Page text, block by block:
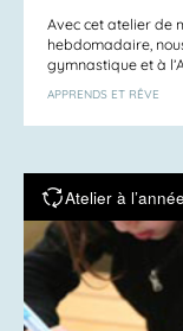
Avec cet atelier de
hebdomadaire,
gymnastique et à
APPRENDS ET RÊVE
Atelier à l’année